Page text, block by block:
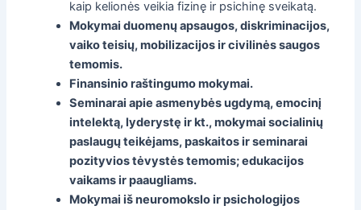
kaip kelionės veikia fizinę ir psichinę sveikatą.
Mokymai duomenų apsaugos, diskriminacijos,
vaiko teisių, mobilizacijos ir civilinės saugos
temomis.
Finansinio raštingumo mokymai.
Seminarai apie asmenybės ugdymą, emocinį
intelektą, lyderystę ir kt., mokymai socialinių
paslaugų teikėjams, paskaitos ir seminarai
pozityvios tėvystės temomis; edukacijos
vaikams ir paaugliams.
Mokymai iš neuromokslo ir psichologijos